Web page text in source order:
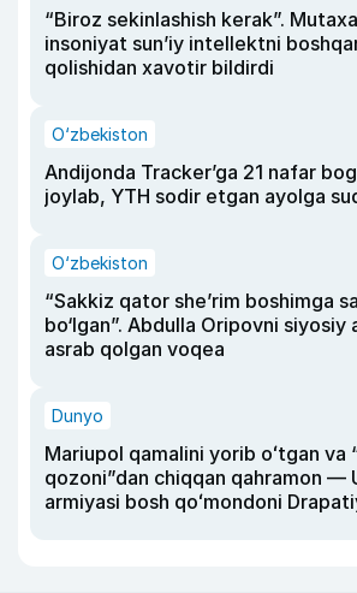
“Biroz sekinlashish kerak”.
insoniyat sun’iy intellektni
qolishidan xavotir bildirdi
O‘zbekiston
Andijonda Tracker’ga 21 nafar
joylab, YTH sodir etgan ayolga
O‘zbekiston
“Sakkiz qator she’rim boshimga
bo‘lgan”. Abdulla Oripovni siyosiy
asrab qolgan voqea
Dunyo
Mariupol qamalini yorib oʻtgan va
qozoni”dan chiqqan qahramon —
armiyasi bosh qoʻmondoni